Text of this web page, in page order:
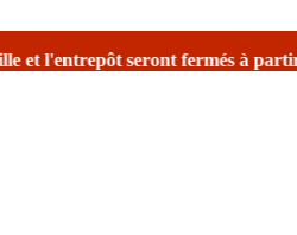
estivaleavec une réouverture